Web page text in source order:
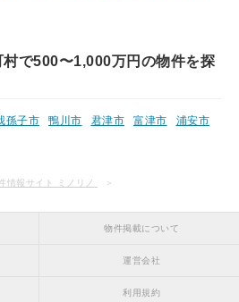
で500〜1,000万円の物件を探
孫子市 鴨川市 君津市 富津市
浦安市
情報サイト ミノリノ
物件掲載について
運営会社
利用規約